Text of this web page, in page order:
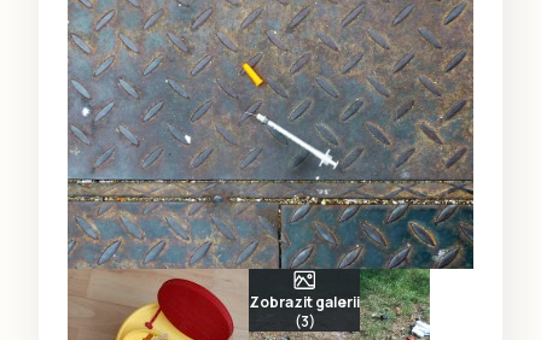
Zobrazit galerii
(3)